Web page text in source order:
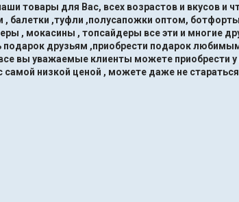
товары для Вас, всех возрастов и вкусов и
балетки ,туфли ,полусапожки оптом, ботфорты
, мокасины , топсайдеры все эти и многие
подарок друзьям ,приобрести подарок
вы уважаемые клиенты можете приобрести у
низкой ценой , можете даже не